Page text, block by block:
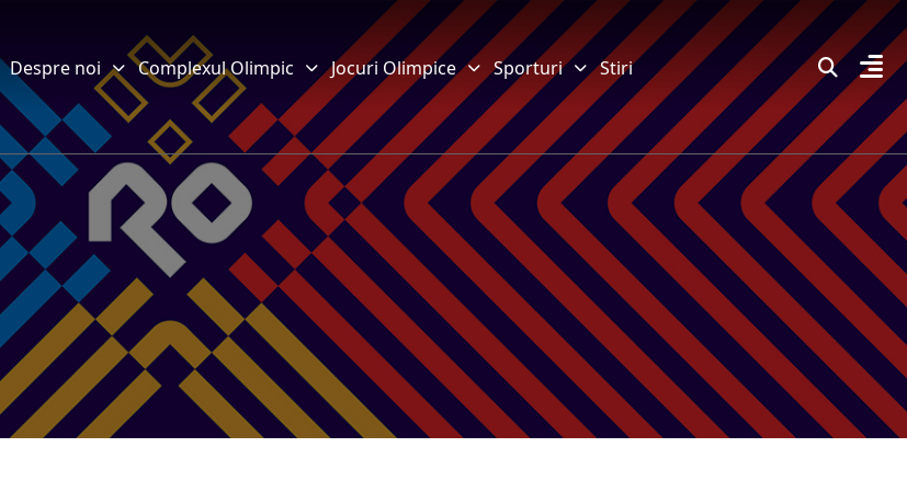
Despre noi Complexul Olimpic Jocuri Olimpice Sporturi Stiri